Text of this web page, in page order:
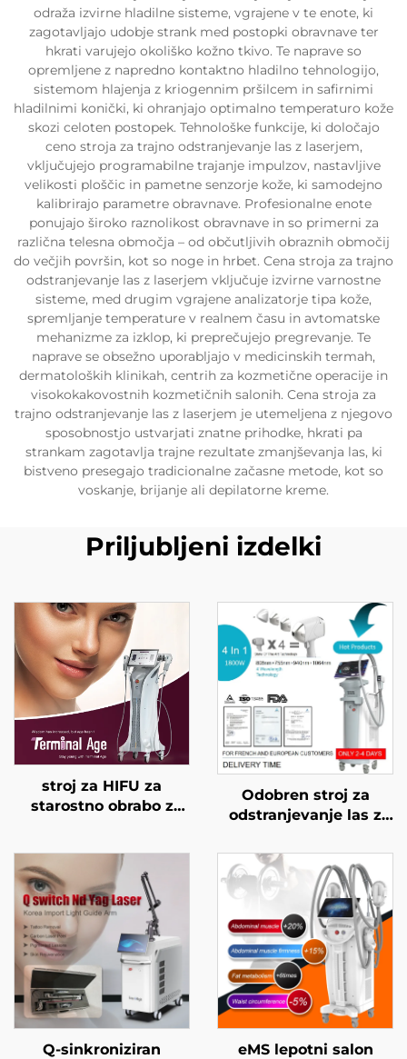
odraža izvirne hladilne sisteme, vgrajene v te enote, ki
zagotavljajo udobje strank med postopki obravnave ter
hkrati varujejo okoliško kožno tkivo. Te naprave so
opremljene z napredno kontaktno hladilno tehnologijo,
sistemom hlajenja z kriogennim pršilcem in safirnimi
hladilnimi konički, ki ohranjajo optimalno temperaturo kože
skozi celoten postopek. Tehnološke funkcije, ki določajo
ceno stroja za trajno odstranjevanje las z laserjem,
vključujejo programabilne trajanje impulzov, nastavljive
velikosti ploščic in pametne senzorje kože, ki samodejno
kalibrirajo parametre obravnave. Profesionalne enote
ponujajo široko raznolikost obravnave in so primerni za
različna telesna območja – od občutljivih obraznih območij
do večjih površin, kot so noge in hrbet. Cena stroja za trajno
odstranjevanje las z laserjem vključuje izvirne varnostne
sisteme, med drugim vgrajene analizatorje tipa kože,
spremljanje temperature v realnem času in avtomatske
mehanizme za izklop, ki preprečujejo pregrevanje. Te
naprave se obsežno uporabljajo v medicinskih termah,
dermatoloških klinikah, centrih za kozmetične operacije in
visokokakovostnih kozmetičnih salonih. Cena stroja za
trajno odstranjevanje las z laserjem je utemeljena z njegovo
sposobnostjo ustvarjati znatne prihodke, hkrati pa
strankam zagotavlja trajne rezultate zmanjševanja las, ki
bistveno presegajo tradicionalne začasne metode, kot so
voskanje, brijanje ali depilatorne kreme.
Priljubljeni izdelki
stroj za HIFU za
starostno obrabo z
frekvencah,
dvigovanje obraza,
napenjanje kože in
modeliranje telesa
Odobren stroj za
odstranjevanje las z
MDR, MDSAP, 600 W,
1200 W, 1800 W, 3000
W, 4 v 1 z zamenljivimi
glavami, valovne
dolžine 755 nm, 808
nm, 940 nm, 1064 nm
Q-sinkroniziran
eMS lepotni salon